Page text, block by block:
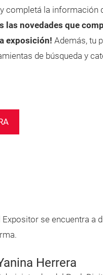
completá la información
las novedades que
exposición! Además, tu
de búsqueda y
Expositor se encuentra a
Herrera